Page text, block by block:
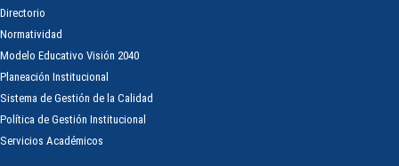
Directorio
Normatividad
Modelo Educativo Visión 2040
Planeación Institucional
Sistema de Gestión de la Calidad
Política de Gestión Institucional
Servicios Académicos